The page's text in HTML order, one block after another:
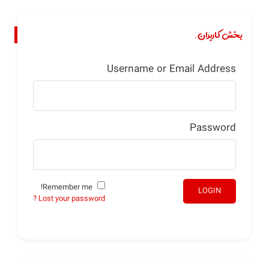
بخش کاربران.
Username or Email Address
Password
LOGIN
Lost your password ?